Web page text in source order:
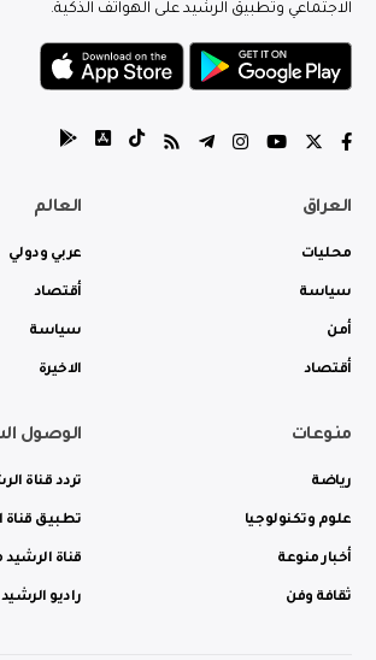
الاجتماعي وتطبيق الرشيد على الهواتف الذكية.
العراق
محليات
سياسة
أمن
أقتصاد
العالم
عربي ودولي
أقتصاد
سياسة
الاخيرة
منوعات
رياضة
علوم وتكنولوجيا
أخبار منوعة
ثقافة وفن
الوصول
تردد قناة
تطبيق قناة
قناة
راديو